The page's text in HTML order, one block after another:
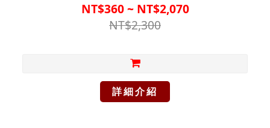
NT$360 ~ NT$2,070
NT$2,300
詳細介紹